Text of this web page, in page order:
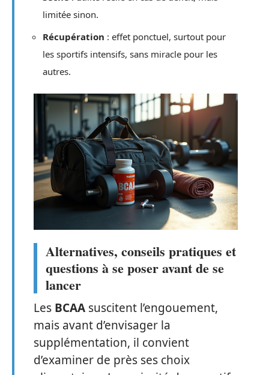
limitée sinon.
Récupération : effet ponctuel, surtout pour
les sportifs intensifs, sans miracle pour les
autres.
Alternatives, conseils pratiques et
questions à se poser avant de se
lancer
Les BCAA suscitent l’engouement,
mais avant d’envisager la
supplémentation, il convient
d’examiner de près ses choix